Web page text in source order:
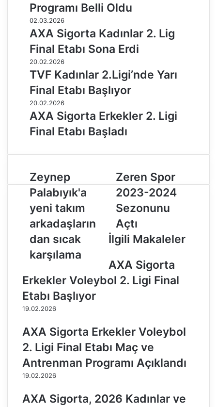
Programı Belli Oldu
02.03.2026
AXA Sigorta Kadınlar 2. Lig
Final Etabı Sona Erdi
20.02.2026
TVF Kadınlar 2.Ligi’nde Yarı
Final Etabı Başlıyor
20.02.2026
AXA Sigorta Erkekler 2. Ligi
Final Etabı Başladı
Z
e
y
n
e
p
P
a
b
ı
y
a
y
n
i
a
Zeynep
Palabıyık'a
yeni takım
arkadaşların
dan sıcak
karşılama
Z
e
r
e
n
S
p
o
2
0
2
0
2
4
e
n
Zeren Spor
2023-2024
Sezonunu
Açtı
İlgili Makaleler
AXA Sigorta
Erkekler Voleybol 2. Ligi Final
Etabı Başlıyor
19.02.2026
AXA Sigorta Erkekler Voleybol
2. Ligi Final Etabı Maç ve
Antrenman Programı Açıklandı
19.02.2026
AXA Sigorta, 2026 Kadınlar ve